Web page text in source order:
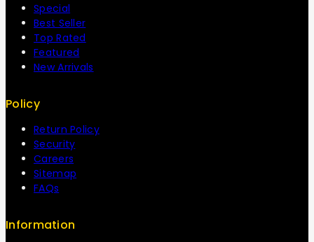
Special
Best Seller
Top Rated
Featured
New Arrivals
Policy
Return Policy
Security
Careers
Sitemap
FAQs
Information